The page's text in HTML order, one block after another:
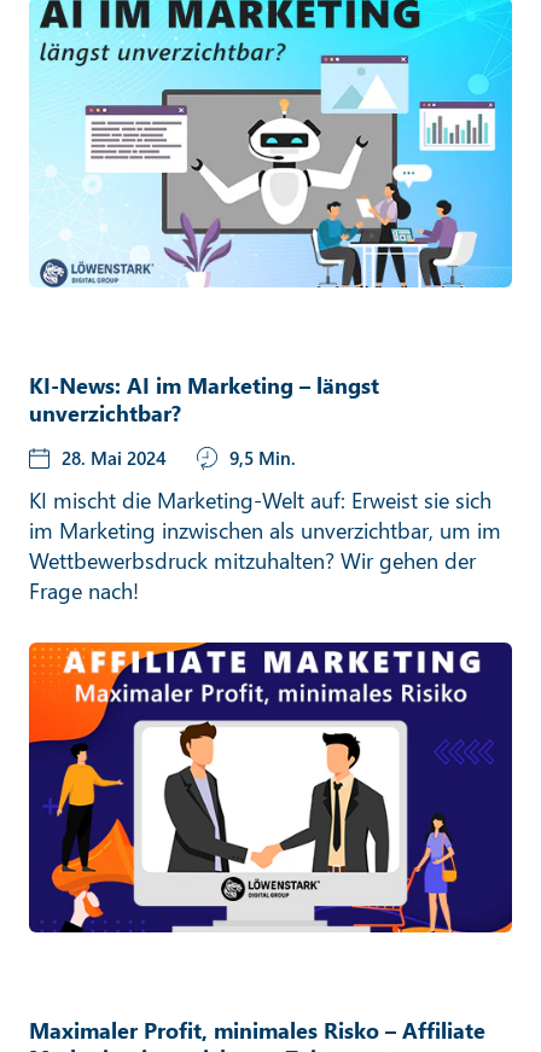
KI-News: AI im Marketing – längst
unverzichtbar?
28. Mai 2024 9,5 Min.
KI mischt die Marketing-Welt auf: Erweist sie sich
im Marketing inzwischen als unverzichtbar, um im
Wettbewerbsdruck mitzuhalten? Wir gehen der
Frage nach!
Maximaler Profit, minimales Risko – Affiliate